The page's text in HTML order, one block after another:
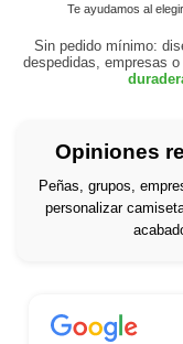
Te ayudamos al elegir.
Sin pedido mínimo:
despedidas, empresas
Opiniones
Peñas, grupos,
personalizar